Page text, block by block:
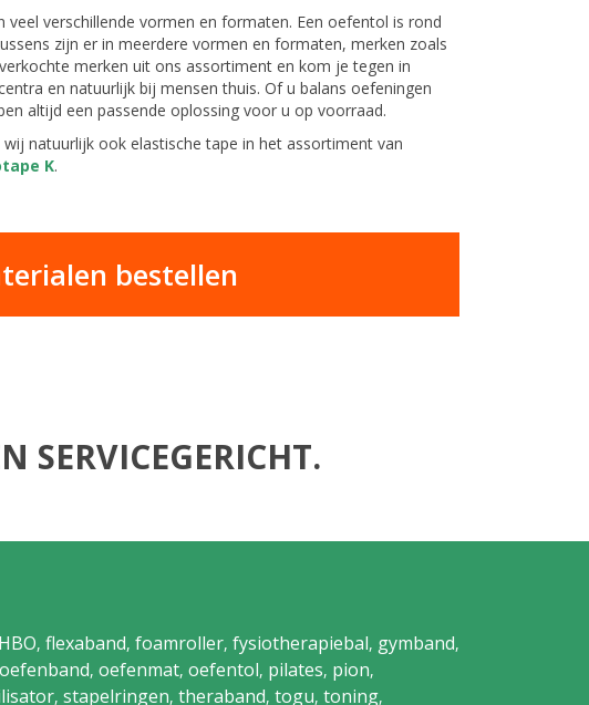
verschillende vormen en formaten. Een oefentol is rond
zijn er in meerdere vormen en formaten, merken zoals
merken uit ons assortiment en kom je tegen in
en natuurlijk bij mensen thuis. Of u balans oefeningen
altijd een passende oplossing voor u op voorraad.
natuurlijk ook elastische tape in het assortiment van
K.
bestellen
SERVICEGERICHT.
, flexaband, foamroller, fysiotherapiebal, gymband,
oefenband, oefenmat, oefentol, pilates, pion,
, stapelringen, theraband, togu, toning,